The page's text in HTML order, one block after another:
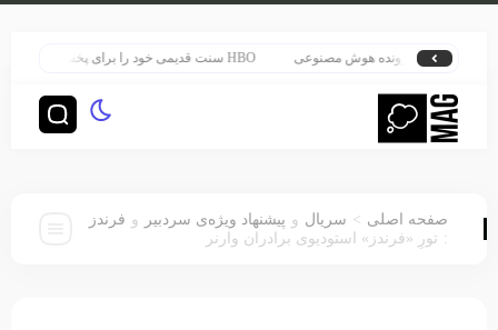
پرونده هوش مصنوعی HBO سنت قدیمی خود را برای پخش سریال هری پاتر تغییر داد
صفحه اصلی > سریال و پیشنهاد ویژه‌ی سردبیر و فرندز
: تورِ «فرندز» استودیوی برادران وارنر